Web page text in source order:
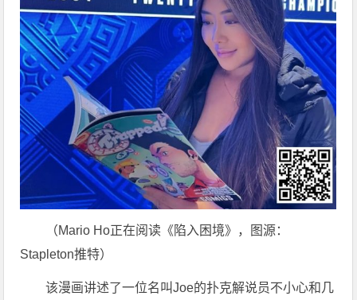
（Mario Ho正在阅读《陷入困境》，图源：
Stapleton推特）
该漫画讲述了一位名叫Joe的扑克解说员不小心和几